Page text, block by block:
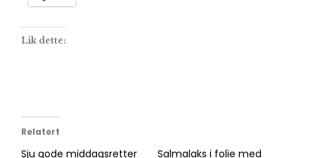
Lik dette:
Relatert
Sju gode middagsretter Salmalaks i folie med